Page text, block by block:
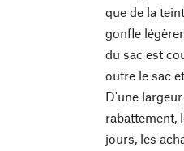
que de la
gonfle
du sac est
outre le sac
D'une
rabattement,
jours, les